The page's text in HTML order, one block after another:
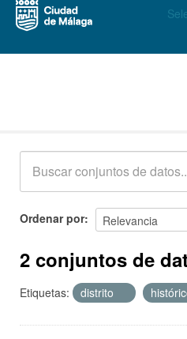
Acerca de
Ordenar por
2 conjuntos de
Etiquetas: distrito